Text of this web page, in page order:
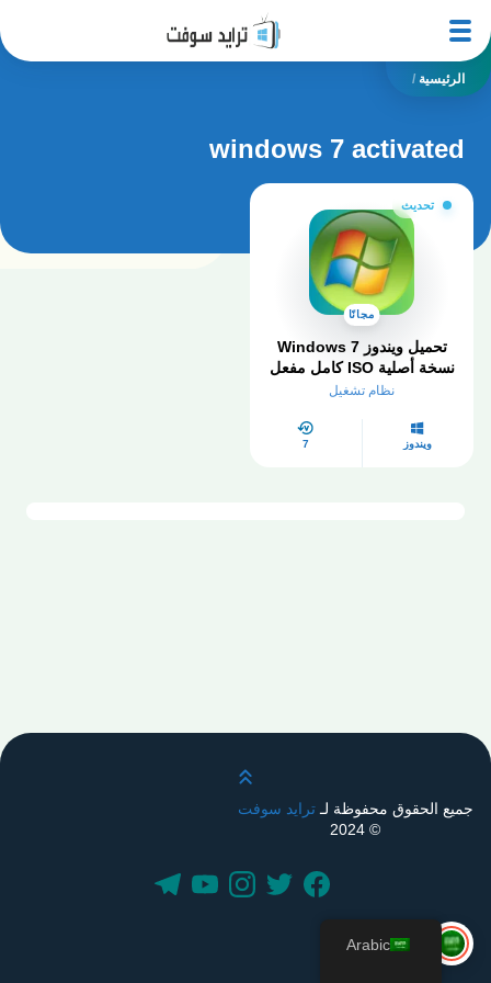
الرئيسية /
windows 7 activated
تحديث
مجانًا
تحميل ويندوز Windows 7
نسخة أصلية ISO كامل مفعل
2026
نظام تشغيل
ويندوز 7
قم بالتمرير لأعلى
جميع الحقوق محفوظة لـترايد سوفت
© 2024
Arabic